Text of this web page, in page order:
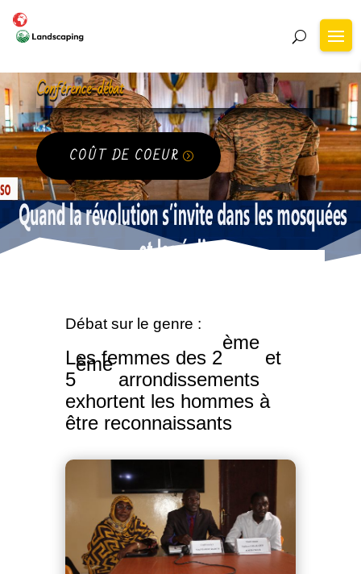
Conférence-débat
COÛT DE COEUR
Débat sur le genre :
Les femmes des 2
ème
et
5
ème
arrondissements
exhortent les hommes à
être reconnaissants